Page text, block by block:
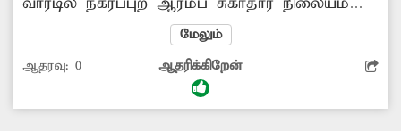
செயல்பட்டு வருகிறது. இங்கு ரத்த அழுத்தம்,
சர்க்கரை அளவு உள்ளிட்டவைகளை
பரிசோதனை செய்து கொள்ள பொதுமக்கள்
வந்து செல்கின்றனர். ஆனால் பல நேரங்களில்
மேலும்
ஆதரவு: 0 ஆதரிக்கிறேன்